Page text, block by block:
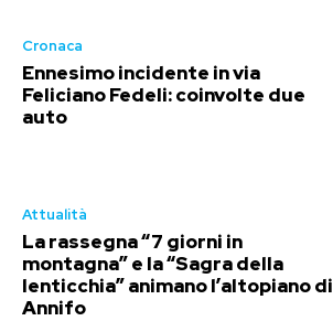
Cronaca
Ennesimo incidente in via
Feliciano Fedeli: coinvolte due
auto
Attualità
La rassegna “7 giorni in
montagna” e la “Sagra della
lenticchia” animano l’altopiano di
Annifo